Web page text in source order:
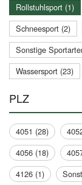
Rollstuhlsport (1)
Schneesport (2)
Sonstige
Wassersport (23)
PLZ
4051 (28)
4056 (18)
4126 (1)